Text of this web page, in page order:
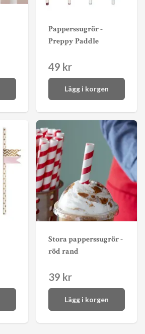
Papperssugrör -
Preppy Paddle
49 kr
Lägg i korgen
Stora papperssugrör -
röd rand
39 kr
Lägg i korgen